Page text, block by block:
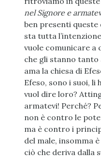
nel Signore e
ben presenti queste
sta tutta
vuole comunicare a
che gli stanno tanto
ama la chiesa di
Efeso, sono i suoi, li
vuol dire loro?
armatevi! Perché?
non è contro le
ma è contro i
del male, insomma
ciò che deriva dalla